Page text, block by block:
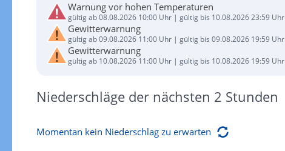
Warnung vor hohen Temperaturen
gültig ab 08.08.2026 10:00 Uhr | gültig bis 10.08.2026 23:59 Uhr
Gewitterwarnung
gültig ab 09.08.2026 11:00 Uhr | gültig bis 09.08.2026 19:59 Uhr
Gewitterwarnung
gültig ab 10.08.2026 11:00 Uhr | gültig bis 10.08.2026 19:59 Uhr
Niederschläge der nächsten 2 Stunden
Momentan kein Niederschlag zu erwarten